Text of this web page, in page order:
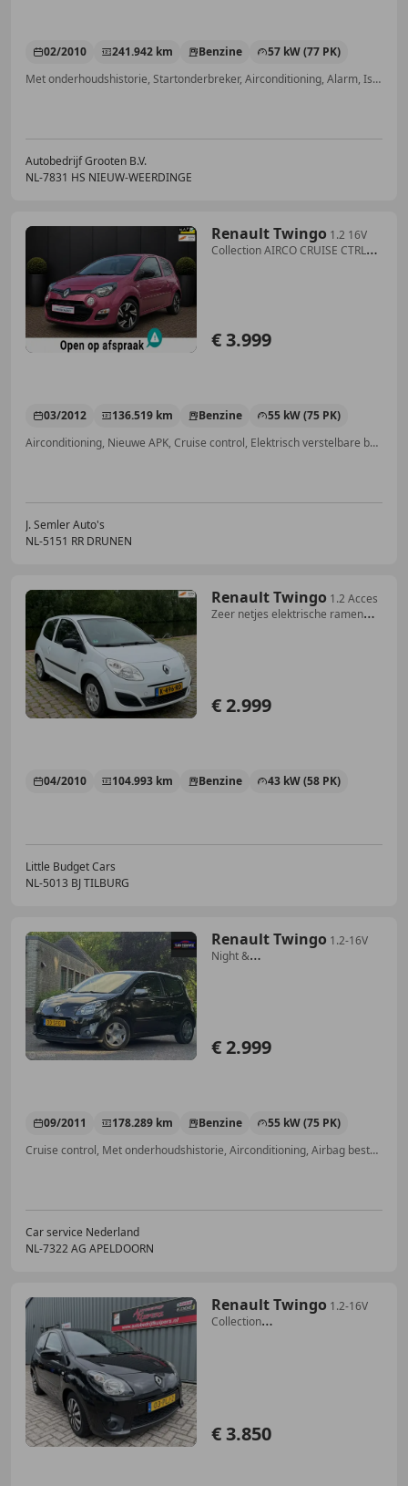
02/2010 241.942 km Benzine
57 kW (77 PK)
Met onderhoudshistorie, Startonderbreker, Airconditioning, Alarm, Isofix, CD, Centrale deurvergrendeling met afstandsbediening, Elektrische ramen
Autobedrijf Grooten B.V.
NL-7831 HS NIEUW-WEERDINGE
Renault Twingo 1.2 16V
Collection AIRCO CRUISE CTRL
€ 3.999
03/2012 136.519 km Benzine
55 kW (75 PK)
Airconditioning, Nieuwe APK, Cruise control, Elektrisch verstelbare buitenspiegels, Airbag bestuurder, Met onderhoudshistorie, Centrale deurvergrendeling met afstandsbediening, Radio
J. Semler Auto's
NL-5151 RR DRUNEN
Renault Twingo 1.2 Acces
Zeer netjes elektrische ramen
€ 2.999
04/2010 104.993 km Benzine 43 kW (58 PK)
Little Budget Cars
NL-5013 BJ TILBURG
Renault Twingo 1.2-16V
Night &
€ 2.999
09/2011 178.289 km Benzine
55 kW (75 PK)
Cruise control, Met onderhoudshistorie, Airconditioning, Airbag bestuurder, Alarm, Elektrisch verstelbare buitenspiegels, Elektrische ramen, Startonderbreker
Car service Nederland
NL-7322 AG APELDOORN
Renault Twingo 1.2-16V
Collection
€ 3.850